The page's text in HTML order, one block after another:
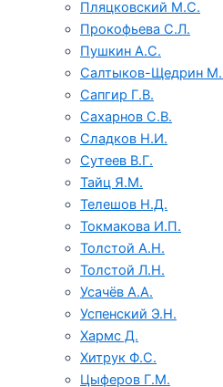
Пляцковский М.С.
Прокофьева С.Л.
Пушкин А.С.
Салтыков-Щедрин
Сапгир Г.В.
Сахарнов С.В.
Сладков Н.И.
Сутеев В.Г.
Тайц Я.М.
Телешов Н.Д.
Токмакова И.П.
Толстой А.Н.
Толстой Л.Н.
Усачёв А.А.
Успенский Э.Н.
Хармс Д.
Хитрук Ф.С.
Цыферов Г.М.